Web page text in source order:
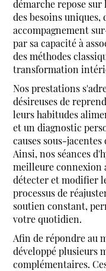
démarche repose
des besoins uniques,
accompagnement
par sa capacité à
des méthodes
transformation
Nos prestations
désireuses de
leurs habitudes
et un diagnostic
causes sous-
Ainsi, nos séances
meilleure connexion
détecter et modifier
processus de
soutien constant,
votre quotidien.
Afin de répondre au
développé plusieurs
complémentaires.